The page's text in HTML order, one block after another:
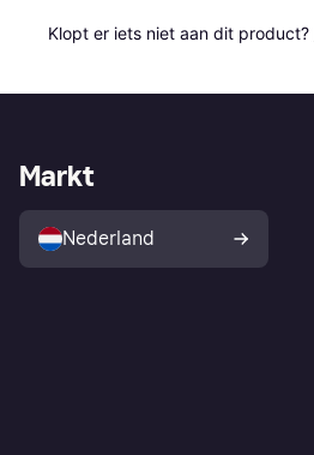
Klopt er iets niet aan dit product?
Markt
Nederland